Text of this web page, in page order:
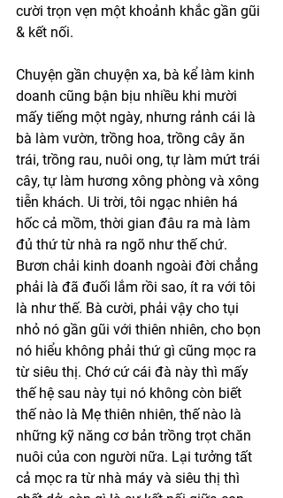
cười trọn vẹn một khoảnh khắc gần gũi
& kết nối.
Chuyện gần chuyện xa, bà kể làm kinh
doanh cũng bận bịu nhiều khi mười
mấy tiếng một ngày, nhưng rảnh cái là
bà làm vườn, trồng hoa, trồng cây ăn
trái, trồng rau, nuôi ong, tự làm mứt trái
cây, tự làm hương xông phòng và xông
tiễn khách. Ui trời, tôi ngạc nhiên há
hốc cả mồm, thời gian đâu ra mà làm
đủ thứ từ nhà ra ngõ như thế chứ.
Bươn chải kinh doanh ngoài đời chẳng
phải là đã đuối lắm rồi sao, ít ra với tôi
là như thế. Bà cười, phải vậy cho tụi
nhỏ nó gần gũi với thiên nhiên, cho bọn
nó hiểu không phải thứ gì cũng mọc ra
từ siêu thị. Chớ cứ cái đà này thì mấy
thế hệ sau này tụi nó không còn biết
thế nào là Mẹ thiên nhiên, thế nào là
những kỹ năng cơ bản trồng trọt chăn
nuôi của con người nữa. Lại tưởng tất
cả mọc ra từ nhà máy và siêu thị thì